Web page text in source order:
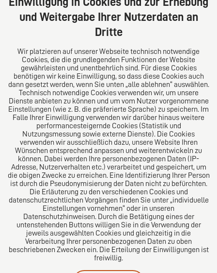
Deutschland
Tel: +49 (0) 40 41352231
Über uns
Das Kanzlei-Vertrauensnetzwerk. Aus Europa für die
Welt. Für den erfolgreichen Mittelstand.
Folgen Sie uns auf
Das europäische Kanzlei-Netzwerk
und Weitergabe Ihrer Nutzerdaten an
Dritte
Wir platzieren auf unserer Webseite technisch notwendige
Cookies, die die grundlegenden Funktionen der Website
gewährleisten und unentbehrlich sind. Für diese Cookies
benötigen wir keine Einwilligung, so dass diese Cookies auch
dann gesetzt werden, wenn Sie unten „alle ablehnen“ auswählen.
Technisch notwendige Cookies verwenden wir, um unsere
Dienste anbieten zu können und um vom Nutzer vorgenommene
Einstellungen (wie z. B. die präferierte Sprache) zu speichern. Im
Falle Ihrer Einwilligung verwenden wir darüber hinaus weitere
performancesteigernde Cookies (Statistik und
Nutzungsmessung sowie externe Dienste). Die Cookies
verwenden wir ausschließlich dazu, unsere Website Ihren
Wünschen entsprechend anpassen und weiterentwickeln zu
können. Dabei werden Ihre personenbezogenen Daten (IP-
Adresse, Nutzerverhalten etc.) verarbeitet und gespeichert, um
die obigen Zwecke zu erreichen. Eine Identifizierung Ihrer Person
ist durch die Pseudonymisierung der Daten nicht zu befürchten.
Die Erläuterung zu den verschiedenen Cookies und
datenschutzrechtlichen Vorgängen finden Sie unter „individuelle
Einstellungen vornehmen“ oder in unseren
Datenschutzhinweisen. Durch die Betätigung eines der
untenstehenden Buttons willigen Sie in die Verwendung der
jeweils ausgewählten Cookies und gleichzeitig in die
Verarbeitung Ihrer personenbezogenen Daten zu oben
beschriebenen Zwecken ein. Die Erteilung der Einwilligungen ist
freiwillig.